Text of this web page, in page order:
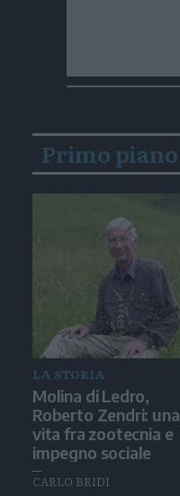
Primo piano
LA STORIA
Molina di Ledro,
Roberto Zendri: una
vita fra zootecnia e
impegno sociale
CARLO BRIDI